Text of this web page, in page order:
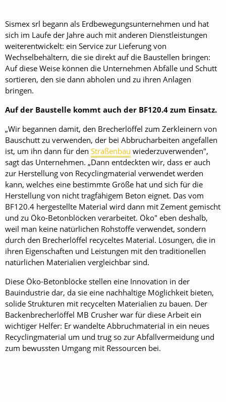
Sismex srl begann als Erdbewegungsunternehmen und hat
sich im Laufe der Jahre auch mit anderen Dienstleistungen
weiterentwickelt: ein Service zur Lieferung von
Wechselbehältern, die sie direkt auf die Baustellen bringen:
Auf diese Weise können die Unternehmen Abfälle und Schutt
sortieren, den sie dann abholen und zu ihren Anlagen
bringen.
Auf der Baustelle kommt auch der BF120.4 zum Einsatz.
„Wir begannen damit, den Brecherlöffel zum Zerkleinern von
Bauschutt zu verwenden, der bei Abbrucharbeiten angefallen
ist, um ihn dann für den Straßenbau wiederzuverwenden",
sagt das Unternehmen. „Dann entdeckten wir, dass er auch
zur Herstellung von Recyclingmaterial verwendet werden
kann, welches eine bestimmte Größe hat und sich für die
Herstellung von nicht tragfähigem Beton eignet. Das vom
BF120.4 hergestellte Material wird dann mit Zement gemischt
und zu Öko-Betonblöcken verarbeitet. Öko" eben deshalb,
weil man keine natürlichen Rohstoffe verwendet, sondern
durch den Brecherlöffel recyceltes Material. Lösungen, die in
ihren Eigenschaften und Leistungen mit den traditionellen
natürlichen Materialien vergleichbar sind.
Diese Öko-Betonblöcke stellen eine Innovation in der
Bauindustrie dar, da sie eine nachhaltige Möglichkeit bieten,
solide Strukturen mit recycelten Materialien zu bauen. Der
Backenbrecherlöffel MB Crusher war für diese Arbeit ein
wichtiger Helfer: Er wandelte Abbruchmaterial in ein neues
Recyclingmaterial um und trug so zur Abfallvermeidung und
zum bewussten Umgang mit Ressourcen bei.